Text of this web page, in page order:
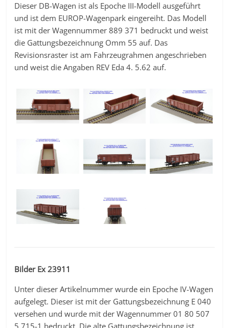
Dieser DB-Wagen ist als Epoche III-Modell ausgeführt
und ist dem EUROP-Wagenpark eingereiht. Das Modell
ist mit der Wagennummer 889 371 bedruckt und weist
die Gattungsbezeichnung Omm 55 auf. Das
Revisionsraster ist am Fahrzeugrahmen angeschrieben
und weist die Angaben REV Eda 4. 5.62 auf.
Bilder Ex 23911
Unter dieser Artikelnummer wurde ein Epoche IV-Wagen
aufgelegt. Dieser ist mit der Gattungsbezeichnung E 040
versehen und wurde mit der Wagennummer 01 80 507